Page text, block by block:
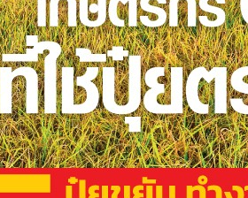
รคพล สยมภาค ผอ.สำนักงานป้องกันและ
การตำรวจภูธรจ.ชลบุรี( ผบก.ภ.จว.ชลบุรี
(กอ.รมน.)ชลบุรี ร่วมกันแถลงข่าวการ
เภอเกาะสีชัง จังหวัดชลบุรี 20 จุด ตั้งแต่
ทหารบกที่ 14(มทบ.14) ภ.จว.ชล.